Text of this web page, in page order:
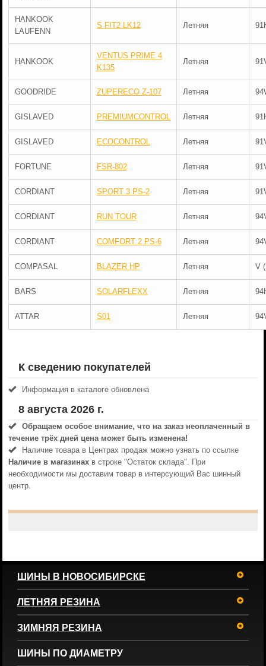
HANKOOK
LAUFENN
S FIT2 LK12 Летняя
HANKOOK
VENTUS PRIME 4
K135
Летняя
GOODRIDE ZUPERECO Z-107 Летняя
GISLAVED PREMIUMCONTROL Летняя
GISLAVED ECOCONTROL Летняя
FORTUNE FSR-802 Летняя
CORDIANT SPORT 3 PS-2 Летняя
CORDIANT RUN TOUR Летняя
CORDIANT COMFORT 2 PS-6 Летняя
COMPASAL BLAZER HP Летняя V
BARS SOLARFLEXX Летняя
ATTAR S01 Летняя
К сведению покупателей
Информация в каталоге обновлена
8 августа 2026 г.
Обращаем особое внимание, что на заказ неоплаченный в
течениe трёх дней цена может быть изменена!
Наличие товара в Центрах продаж можно узнать по ссылке
Наличие в магазинахв строке "Остаток склада". При
необходимости мы доставим товар в интерсующий Вас шинный
центр.
ШИНЫ В НОВОСИБИРСКЕ
ЛЕТНЯЯ РЕЗИНА
ЗИМНЯЯ РЕЗИНА
ШИНЫ ПО ДИАМЕТРУ